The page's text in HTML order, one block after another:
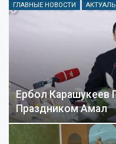
ГЛАВНЫЕ НОВОСТИ
Ербол
Праздником Амал